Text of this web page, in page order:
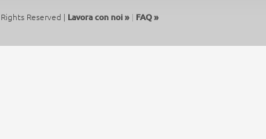
Reserved | Lavora con noi » | FAQ »